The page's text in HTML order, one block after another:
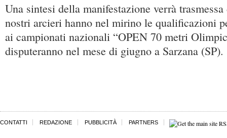
Una sintesi della manifestazione verrà
nostri arcieri hanno nel mirino le qualificazioni
ai campionati nazionali “OPEN 70 metri
disputeranno nel mese di giugno a Sarzana (SP).
CONTATTI REDAZIONE PUBBLICITÀ PARTNERS